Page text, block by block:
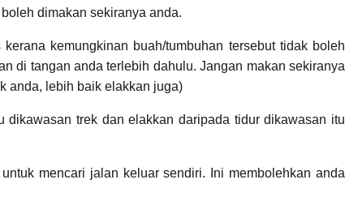
dimakan sekiranya anda.
kemungkinan buah/tumbuhan tersebut tidak boleh
di tangan anda terlebih dahulu. Jangan makan sekiranya
anda, lebih baik elakkan juga)
trek dan elakkan daripada tidur dikawasan itu
mencari jalan keluar sendiri. Ini membolehkan anda